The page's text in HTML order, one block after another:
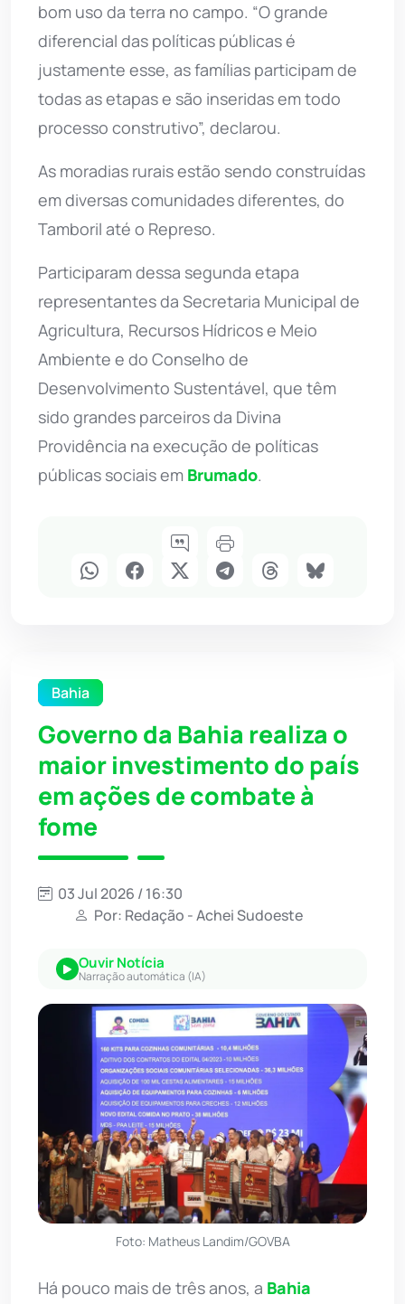
bom uso da terra no campo. “O grande
diferencial das políticas públicas é
justamente esse, as famílias participam de
todas as etapas e são inseridas em todo
processo construtivo”, declarou.
As moradias rurais estão sendo construídas
em diversas comunidades diferentes, do
Tamboril até o Represo.
Participaram dessa segunda etapa
representantes da Secretaria Municipal de
Agricultura, Recursos Hídricos e Meio
Ambiente e do Conselho de
Desenvolvimento Sustentável, que têm
sido grandes parceiros da Divina
Providência na execução de políticas
públicas sociais em Brumado.
Bahia
Governo da Bahia realiza o
maior investimento do país
em ações de combate à
fome
03 Jul 2026 / 16:30
Por: Redação - Achei Sudoeste
Ouvir Notícia
Narração automática (IA)
Foto: Matheus Landim/GOVBA
Há pouco mais de três anos, a Bahia